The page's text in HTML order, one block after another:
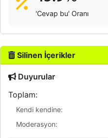
'Cevap bu' Oranı
Silinen İçerikler
Duyurular
Toplam:
Kendi kendine:
Moderasyon: